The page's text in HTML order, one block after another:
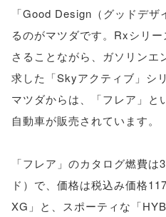
「Good Design（グッドデ
るのがマツダです。Rxシリ
さることながら、ガソリンエ
求した「Skyアクティブ」シ
マツダからは、「フレア」と
自動車が販売されています。
「フレア」のカタログ燃費
ド）で、価格は税込み価格
XG」と、スポーティな「